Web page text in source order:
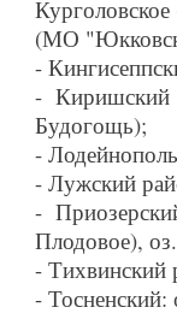
(МО
-
- Киришский
Будогощь);
-
- Лужский
-
Плодовое),
- Тихвинский
-